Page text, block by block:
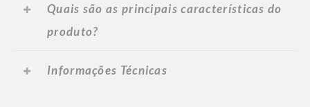
Quais são as principais características do
produto?
Informações Técnicas